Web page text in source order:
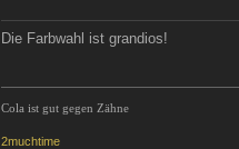
Die Farbwahl ist grandios!
Cola ist gut gegen Zähne
2muchtime